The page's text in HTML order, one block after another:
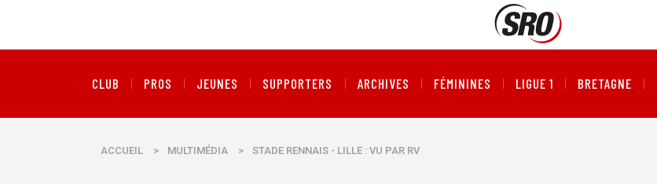
CLUB PROS JEUNES SUPPORTERS ARCHIVES FÉMININES LIGUE 1 BRETAGNE
ACCUEIL > MULTIMÉDIA > STADE RENNAIS - LILLE : VU PAR RV